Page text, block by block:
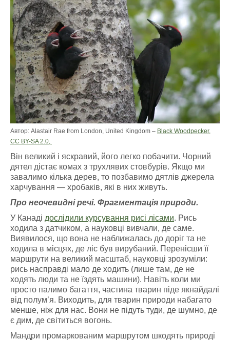
Автор: Alastair Rae from London, United Kingdom – Black Woodpecker,
CC BY-SA 2.0,
Він великий і яскравий, його легко побачити. Чорний
дятел дістає комах з трухлявих стовбурів. Якщо ми
завалимо кілька дерев, то позбавимо дятлів джерела
харчування — хробаків, які в них живуть.
Про неочевидні речі. Фрагментація природи.
У Канаді дослідили курсування рисі лісами. Рись
ходила з датчиком, а науковці вивчали, де саме.
Виявилося, що вона не наближалась до доріг та не
ходила в місцях, де ліс був вирубаний. Перенісши її
маршрути на великий масштаб, науковці зрозуміли:
рись насправді мало де ходить (лише там, де не
ходять люди та не їздять машини). Навіть коли ми
просто палимо багаття, частина тварин піде якнайдалі
від полум’я. Виходить, для тварин природи набагато
менше, ніж для нас. Вони не підуть туди, де шумно, де
є дим, де світиться вогонь.
Мандри промаркованим маршрутом шкодять природі